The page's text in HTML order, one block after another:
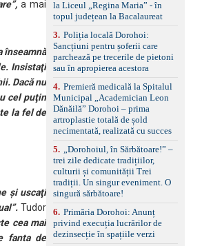
a mai
înseamnă
Insistaţi
Dacă nu
cel puţin
la fel de
şi uscaţi
Tudor
cea mai
fanta de
panoramică, geamuri
spate fumurii Carlig de
remorcare Bonus: -
Covorașe textile montate
pe mașină. -Ofer și un
set de covorașe din
împreună cu un set de
anvelope de iarnă.
la Liceul „Regina Maria” - în
topul județean la Bacalaureat
3. Poliția locală Dorohoi:
Sancțiuni pentru șoferii care
parchează pe trecerile de pietoni
sau în apropierea acestora
4. Premieră medicală la Spitalul
Municipal „Academician Leon
Dănăilă” Dorohoi – prima
artroplastie totală de șold
necimentată, realizată cu succes
5.
„Dorohoiul, în Sărbătoare!” –
trei zile dedicate tradițiilor,
culturii și comunității Trei
tradiții. Un singur eveniment. O
singură sărbătoare!
6. Primăria Dorohoi: Anunț
privind execuția lucrărilor de
dezinsecție în spațiile verzi